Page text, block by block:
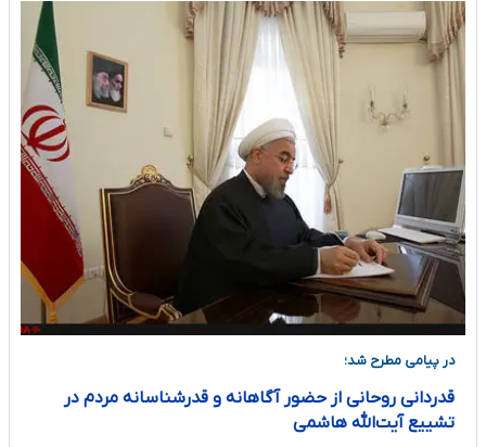
در پیامی مطرح شد؛
قدردانی روحانی از حضور آگاهانه و قدر‌شناسانه مردم در
تشییع آیت‌الله هاشمی